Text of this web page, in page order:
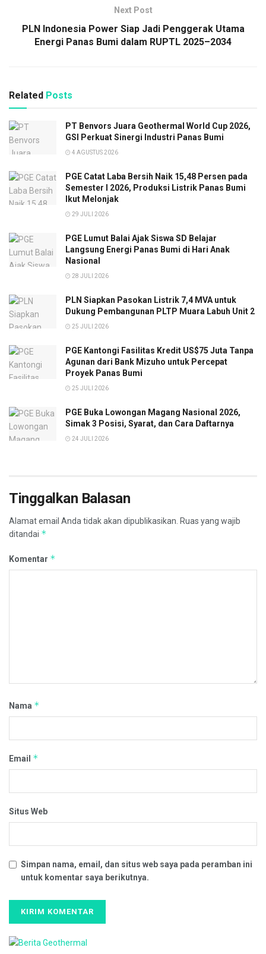
Next Post
PLN Indonesia Power Siap Jadi Penggerak Utama
Energi Panas Bumi dalam RUPTL 2025–2034
Related Posts
PT Benvors Juara Geothermal World Cup 2026,
GSI Perkuat Sinergi Industri Panas Bumi
4 AGUSTUS 2026
PGE Catat Laba Bersih Naik 15,48 Persen pada
Semester I 2026, Produksi Listrik Panas Bumi
Ikut Melonjak
29 JULI 2026
PGE Lumut Balai Ajak Siswa SD Belajar
Langsung Energi Panas Bumi di Hari Anak
Nasional
28 JULI 2026
PLN Siapkan Pasokan Listrik 7,4 MVA untuk
Dukung Pembangunan PLTP Muara Labuh Unit 2
25 JULI 2026
PGE Kantongi Fasilitas Kredit US$75 Juta Tanpa
Agunan dari Bank Mizuho untuk Percepat
Proyek Panas Bumi
25 JULI 2026
PGE Buka Lowongan Magang Nasional 2026,
Simak 3 Posisi, Syarat, dan Cara Daftarnya
24 JULI 2026
Tinggalkan Balasan
Alamat email Anda tidak akan dipublikasikan. Ruas yang wajib
ditandai *
Komentar *
Nama *
Email *
Situs Web
Simpan nama, email, dan situs web saya pada peramban ini
untuk komentar saya berikutnya.